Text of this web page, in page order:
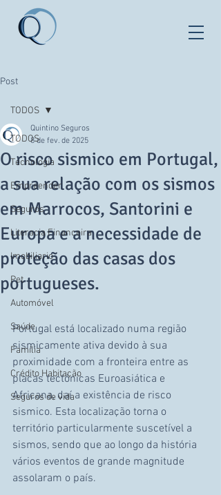
Post
TODOS
Tecnologia
Empreender
Seguros
Literacia Financeira
Imobiliario
Pet
Automóvel
Saúde
Família
Crédito Habitação
Seguros de vida
TODOS
O risco sismico em Portugal,
a sua relação com os sismos
em Marrocos, Santorini e
Europa e a necessidade de
proteção das casas dos
portugueses.
Quintino Seguros
8 de fev. de 2025
Portugal está localizado numa região
sismicamente ativa devido à sua
proximidade com a fronteira entre as
placas tectónicas Euroasiática e
Africana, daí a existência de risco
sismico. Esta localização torna o
território particularmente suscetível a
sismos, sendo que ao longo da história
vários eventos de grande magnitude
assolaram o país.